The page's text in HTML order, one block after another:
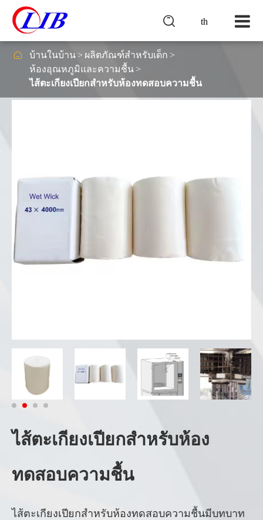
th

 บ้านในบ้าน
ผลิตภัณฑ์สำหรับเด็ก
ห้องอุณหภูมิและความชื้น
ไส้ตะเกียงเปียกสำหรับห้องทดสอบความชื้น
ไส้ตะเกียงเปียกสำหรับห้อง
ทดสอบความชื้น
ไส้ตะเกียงเปียกสำหรับห้องทดสอบความชื้นมีบทบาท